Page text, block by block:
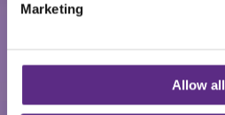
Marketing
Allow all